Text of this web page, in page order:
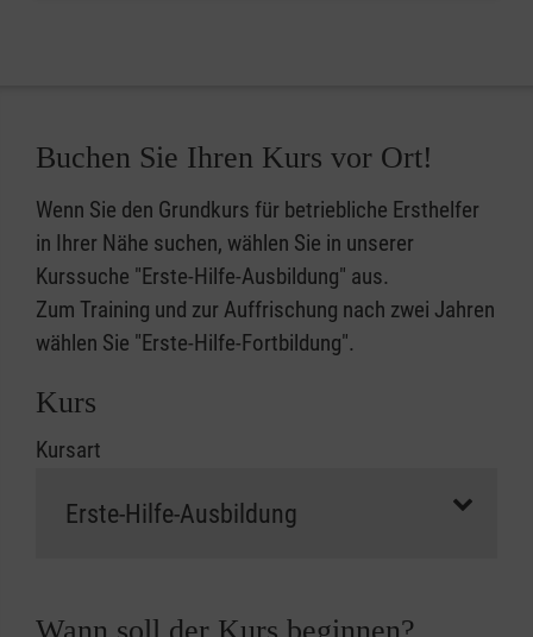
Buchen Sie Ihren Kurs vor Ort!
Wenn Sie den Grundkurs für betriebliche Ersthelfer
in Ihrer Nähe suchen, wählen Sie in unserer
Kurssuche "Erste-Hilfe-Ausbildung" aus.
Zum Training und zur Auffrischung nach zwei Jahren
wählen Sie "Erste-Hilfe-Fortbildung".
Kurs
Kursart